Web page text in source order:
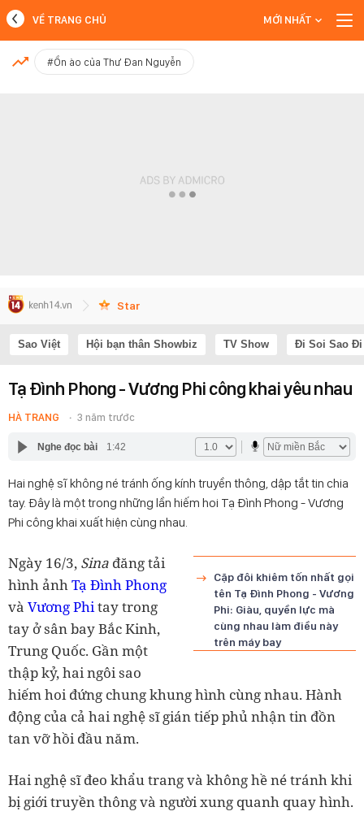
MỚI NHẤT
VỀ TRANG CHỦ MỚI NHẤT
#Ồn ào của Thư Đan Nguyễn
Star
Sao Việt Hội bạn thân Showbiz TV Show Đi Soi Sao Đi
Tạ Đình Phong - Vương Phi công khai yêu nhau
HÀ TRANG 3 năm trước
Nghe đọc bài 1:42
Hai nghệ sĩ không né tránh ống kính truyền thông, dập tắt tin chia
tay. Đây là một trong những lần hiếm hoi Tạ Đình Phong - Vương
Phi công khai xuất hiện cùng nhau.
Cặp đôi khiêm tốn nhất gọi
tên Tạ Đình Phong - Vương
Phi: Giàu, quyền lực mà
cùng nhau làm điều này
trên máy bay
Ngày 16/3, Sina đăng tải
hình ảnhTạ Đình Phong
và Vương Phitay trong
tay ở sân bay Bắc Kinh,
Trung Quốc. Gần một
thập kỷ, hai ngôi sao
hiếm hoi đứng chung khung hình cùng nhau. Hành
động của cả hai nghệ sĩ gián tiếp phủ nhận tin đồn
tan vỡ hồi đầu năm.
Hai nghệ sĩ đeo khẩu trang và không hề né tránh khi
bị giới truyền thông và người xung quanh quay hình.